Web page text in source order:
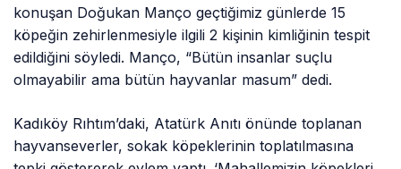
konuşan Doğukan Manço geçtiğimiz günlerde 15
köpeğin zehirlenmesiyle ilgili 2 kişinin kimliğinin tespit
edildiğini söyledi. Manço, “Bütün insanlar suçlu
olmayabilir ama bütün hayvanlar masum” dedi.
Kadıköy Rıhtım’daki, Atatürk Anıtı önünde toplanan
hayvanseverler, sokak köpeklerinin toplatılmasına